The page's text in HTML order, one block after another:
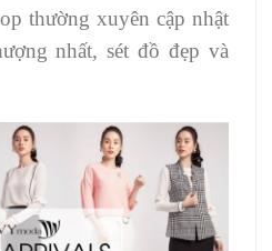
thường xuyên cập nhật
nhất, sét đồ đẹp và